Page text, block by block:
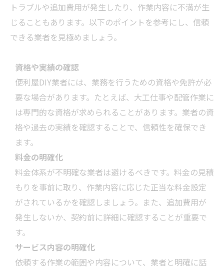
トラブルや追加費用が発生したり、作業内容に不満が生
じることもあります。以下のポイントを参考にし、信頼
できる業者を見極めましょう。
資格や実績の確認
便利屋DIY業者には、業務を行うための資格や免許が必
要な場合があります。たとえば、大工仕事や配管作業に
は専門的な資格が求められることがあります。 業者の資
格や過去の実績を確認することで、信頼性を確保でき
ます。
料金の明確化
料金体系が不明確な業者は避けるべきです。料金の見積
もりを事前に取り、作業内容に応じた正当な料金設定
がされているかを確認しましょう。また、追加費用が
発生しないか、契約前に詳細に確認することが重要で
す。
サービス内容の明確化
依頼する作業の範囲や内容について、 業者と明確に話